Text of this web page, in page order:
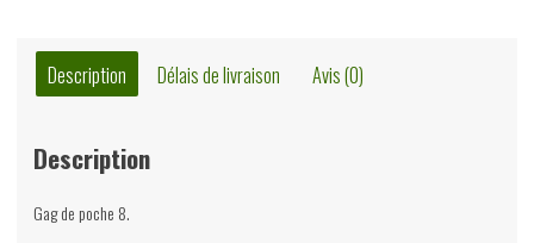
Remacle,
Dupuis,
daté
Description Délais de livraison Avis (0)
Description
Gag de poche 8.